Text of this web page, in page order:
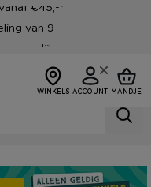
€45,-*
van 9
mogelijk
WINKELS ACCOUNT MANDJE